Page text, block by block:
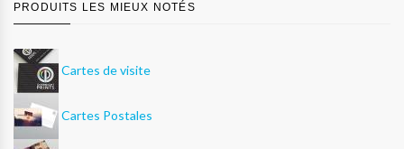
PRODUITS LES MIEUX NOTÉS
Cartes de visite
Cartes Postales